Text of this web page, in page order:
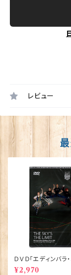
レビュー
ＤＶＤ「エディンバラ・
タトゥー2018」10082
¥2,970